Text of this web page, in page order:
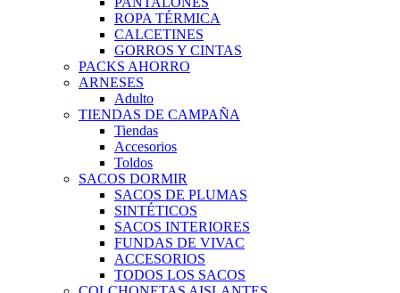
ROPA TÉRMICA
CALCETINES
GORROS Y CINTAS
PACKS AHORRO
ARNESES
Adulto
TIENDAS DE CAMPAÑA
Tiendas
Accesorios
Toldos
SACOS DORMIR
SACOS DE PLUMAS
SINTÉTICOS
SACOS INTERIORES
FUNDAS DE VIVAC
ACCESORIOS
TODOS LOS SACOS